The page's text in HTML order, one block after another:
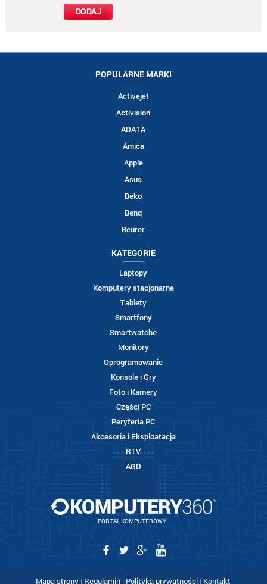
POPULARNE MARKI
Activejet
Activision
ADATA
Amica
Apple
Asus
Beko
Benq
Beurer
KATEGORIE
Laptopy
Komputery stacjonarne
Tablety
Smartfony
Smartwatche
Monitory
Oprogramowanie
Konsole i Gry
Foto i Kamery
Części PC
Peryferia PC
Akcesoria i Eksploatacja
RTV
AGD
PORTAL KOMPUTEROWY
Mapa strony | Regulamin | Polityka prywatności | Kontakt